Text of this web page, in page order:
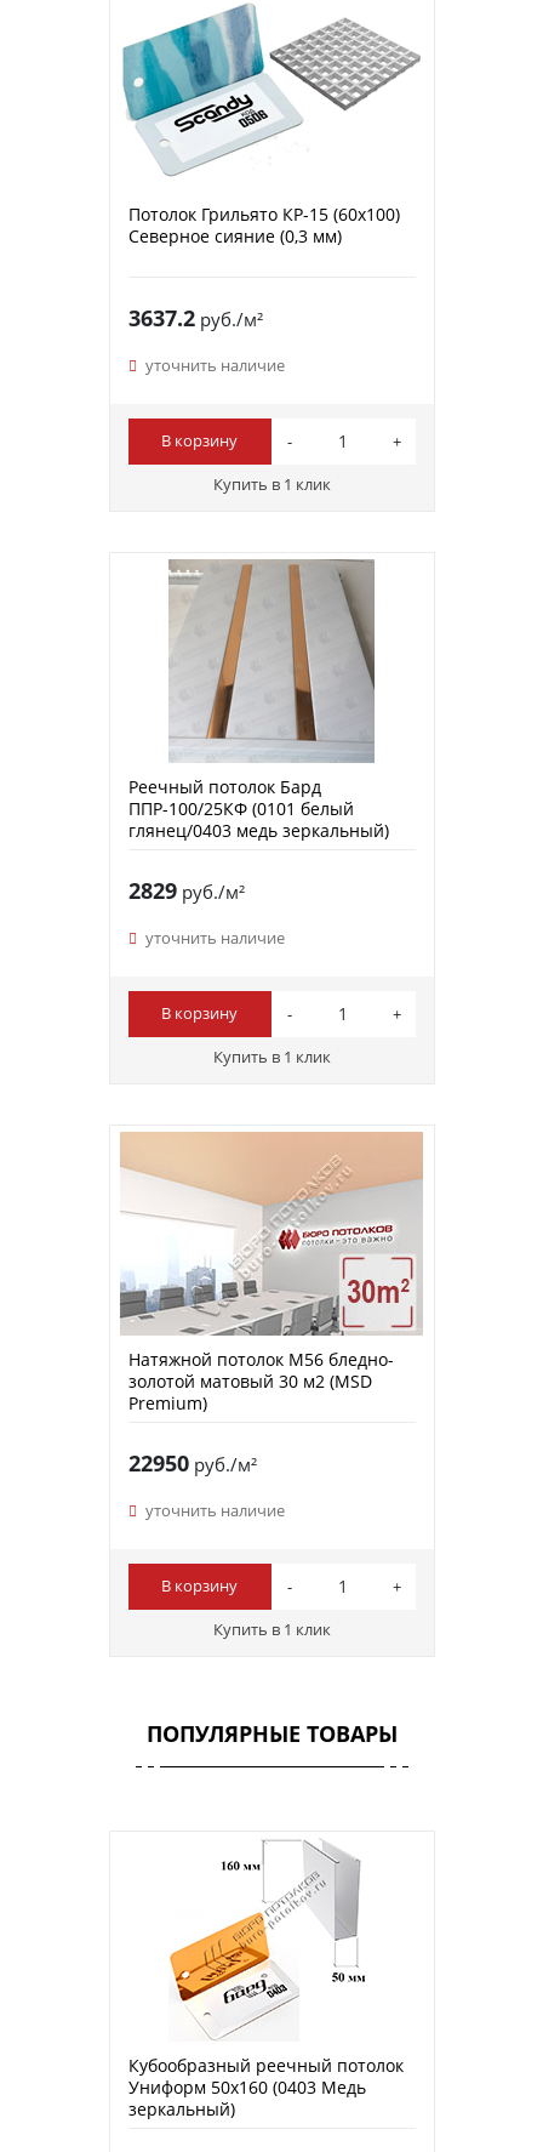
Потолок Грильято КР-15 (60х100)
Северное сияние (0,3 мм)
3637.2руб./м²
уточнить наличие
В корзину
Купить в 1 клик
Реечный потолок Бард
ППР-100/25КФ (0101 белый
глянец/0403 медь зеркальный)
2829руб./м²
уточнить наличие
В корзину
Купить в 1 клик
Натяжной потолок M56 бледно-
золотой матовый 30 м2 (MSD
Premium)
22950руб./м²
уточнить наличие
В корзину
Купить в 1 клик
ПОПУЛЯРНЫЕ ТОВАРЫ
Кубообразный реечный потолок
Униформ 50х160 (0403 Медь
зеркальный)